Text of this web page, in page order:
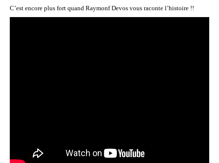
C’est encore plus fort quand Raymonf Devos vous raconte l’histoire !!